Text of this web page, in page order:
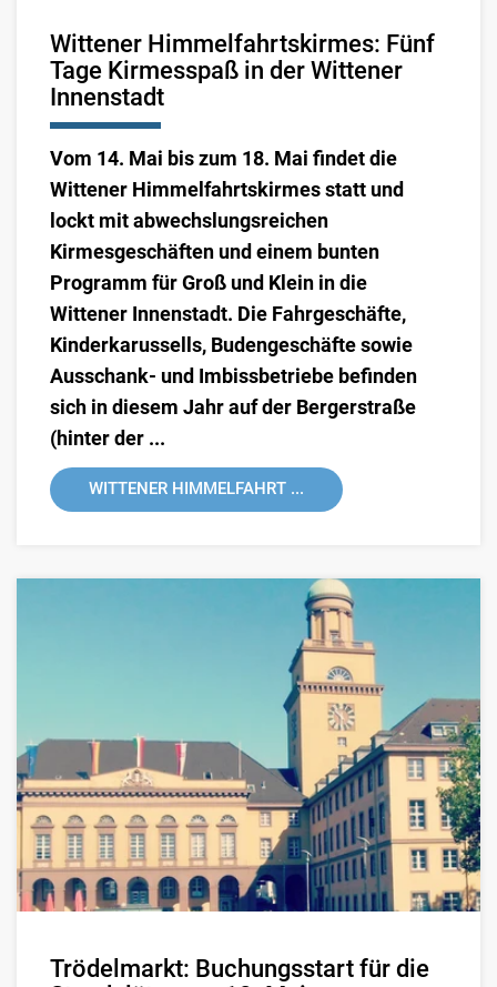
Wittener Himmelfahrtskirmes: Fünf
Tage Kirmesspaß in der Wittener
Innenstadt
Vom 14. Mai bis zum 18. Mai findet die
Wittener Himmelfahrtskirmes statt und
lockt mit abwechslungsreichen
Kirmesgeschäften und einem bunten
Programm für Groß und Klein in die
Wittener Innenstadt. Die Fahrgeschäfte,
Kinderkarussells, Budengeschäfte sowie
Ausschank- und Imbissbetriebe befinden
sich in diesem Jahr auf der Bergerstraße
(hinter der ...
WITTENER HIMMELFAHRT ...
Trödelmarkt: Buchungsstart für die